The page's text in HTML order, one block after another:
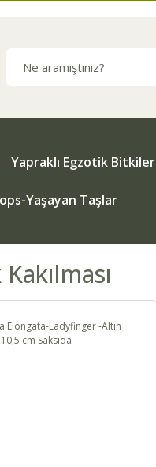
Yapraklı Egzotik Bitkiler
Yaşayan Taşlar